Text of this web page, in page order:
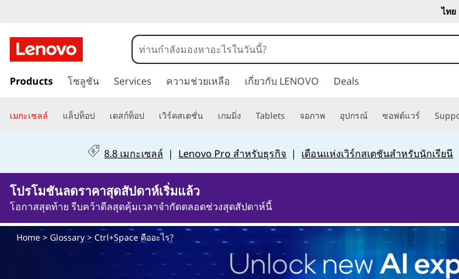
+
p
a
c
ไทย
า
ไ
นื้
อ
ห
า
Products โซลูชัน Services ความช่วยเหลือ เกี่ยวกับ LENOVO Deals
เมกะเซลล์ แล็ปท็อป เดสก์ท็อป เวิร์คสเตชั่น เกมมิ่ง Tablets จอภาพ อุปกรณ์ ซอฟต์แวร์
8.8 เมกะเซลล์ | Lenovo Pro สำหรับธุรกิจ | เดือนแห่งเวิร์กสเตชันสำหรับนักเรียนี
โปรโมชันลดราคาสุดสัปดาห์เริ่มแล้ว
โอกาสสุดท้าย รีบคว้าดีลสุดคุ้มเวลาจำกัดตลอดช่วงสุดสัปดาห์นี้
Home> Glossary> Ctrl+Space คืออะไร?